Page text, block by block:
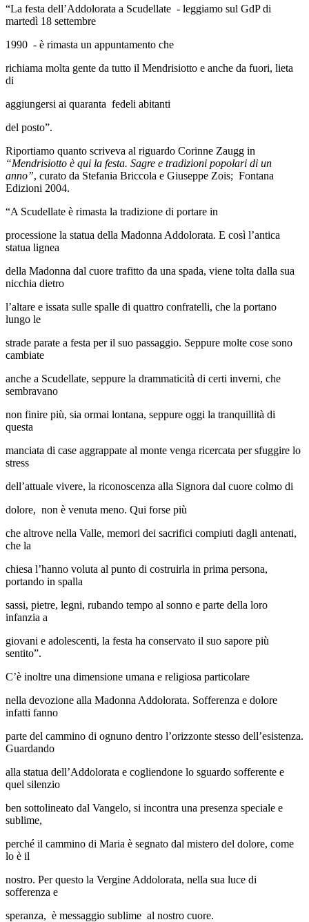
“La festa dell’Addolorata a Scudellate - leggiamo sul GdP di
martedì 18 settembre
1990 - è rimasta un appuntamento che
richiama molta gente da tutto il Mendrisiotto e anche da fuori, lieta
di
aggiungersi ai quaranta fedeli abitanti
del posto”.
Riportiamo quanto scriveva al riguardo Corinne Zaugg in
“Mendrisiotto è qui la festa. Sagre e tradizioni popolari di un
anno”, curato da Stefania Briccola e Giuseppe Zois; Fontana
Edizioni 2004.
“A Scudellate è rimasta la tradizione di portare in
processione la statua della Madonna Addolorata. E così l’antica
statua lignea
della Madonna dal cuore trafitto da una spada, viene tolta dalla sua
nicchia dietro
l’altare e issata sulle spalle di quattro confratelli, che la portano
lungo le
strade parate a festa per il suo passaggio. Seppure molte cose sono
cambiate
anche a Scudellate, seppure la drammaticità di certi inverni, che
sembravano
non finire più, sia ormai lontana, seppure oggi la tranquillità di
questa
manciata di case aggrappate al monte venga ricercata per sfuggire lo
stress
dell’attuale vivere, la riconoscenza alla Signora dal cuore colmo di
dolore, non è venuta meno. Qui forse più
che altrove nella Valle, memori dei sacrifici compiuti dagli antenati,
che la
chiesa l’hanno voluta al punto di costruirla in prima persona,
portando in spalla
sassi, pietre, legni, rubando tempo al sonno e parte della loro
infanzia a
giovani e adolescenti, la festa ha conservato il suo sapore più
sentito”.
C’è inoltre una dimensione umana e religiosa particolare
nella devozione alla Madonna Addolorata. Sofferenza e dolore
infatti fanno
parte del cammino di ognuno dentro l’orizzonte stesso dell’esistenza.
Guardando
alla statua dell’Addolorata e cogliendone lo sguardo sofferente e
quel silenzio
ben sottolineato dal Vangelo, si incontra una presenza speciale e
sublime,
perché il cammino di Maria è segnato dal mistero del dolore, come
lo è il
nostro. Per questo la Vergine Addolorata, nella sua luce di
sofferenza e
speranza, è messaggio sublime al nostro cuore.